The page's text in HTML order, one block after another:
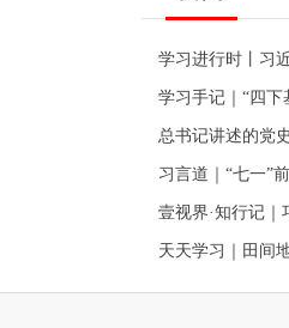
壹视界·知行记｜
天天学习｜田间